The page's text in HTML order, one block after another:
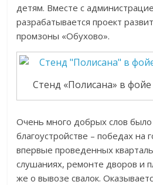
детям. Вместе с
разрабатывается проект
промзоны «Обухово».
Стенд «Полисана» в
Очень много добрых слов было
благоустройстве – победах на
впервые проведенных
слушаниях, ремонте дворов и
же о вывозе свалок.